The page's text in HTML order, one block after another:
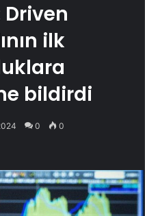
Driven
ilk
bildirdi
0 0